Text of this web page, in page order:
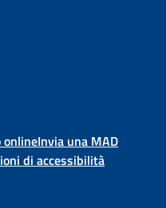
onlineInvia una MAD
di accessibilità